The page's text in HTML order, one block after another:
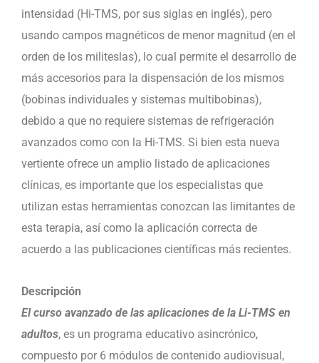
intensidad (Hi-TMS, por sus siglas en inglés), pero
usando campos magnéticos de menor magnitud (en el
orden de los militeslas), lo cual permite el desarrollo de
más accesorios para la dispensación de los mismos
(bobinas individuales y sistemas multibobinas),
debido a que no requiere sistemas de refrigeración
avanzados como con la Hi-TMS. Si bien esta nueva
vertiente ofrece un amplio listado de aplicaciones
clínicas, es importante que los especialistas que
utilizan estas herramientas conozcan las limitantes de
esta terapia, así como la aplicación correcta de
acuerdo a las publicaciones científicas más recientes.
Descripción
El curso avanzado de las aplicaciones de la Li-TMS en
adultos, es un programa educativo asincrónico,
compuesto por 6 módulos de contenido audiovisual,